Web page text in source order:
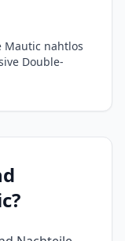
Mautic nahtlos
Double-
?